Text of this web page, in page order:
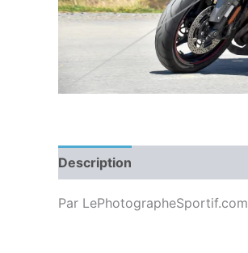
Description
Par LePhotographeSportif.com